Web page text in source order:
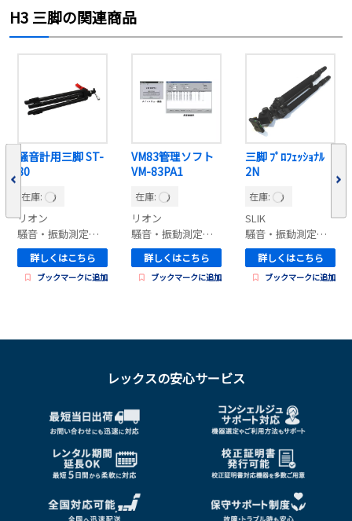
H3 三脚の関連商品
騒音計用三脚 ST-
80
在庫:
リオン
騒音・振動測定器オプション
詳しくはこちら
ブックマークに追加
VM83管理ソフト
VM-83PA1
在庫:
リオン
騒音・振動測定器オプション
詳しくはこちら
ブックマークに追加
三脚 ﾌﾟﾛﾌｪｯｼｮﾅﾙ
2N
在庫:
SLIK
騒音・振動測定器オプション
詳しくはこちら
ブックマークに追加
レックスの安心サービス